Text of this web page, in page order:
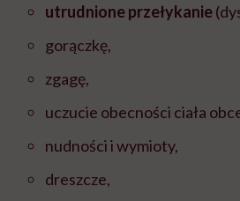
utrudnione przełykanie
gorączkę,
zgagę,
uczucie obecności ciała
nudności i wymioty,
dreszcze,